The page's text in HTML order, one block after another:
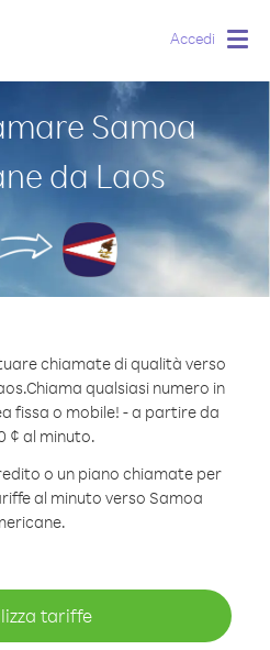
Accedi
Samoa
da Laos
chiamate di qualità verso
Chiama qualsiasi numero in
fissa o mobile! - a partire da
¢ al minuto.
o un piano chiamate per
al minuto verso Samoa
tariffe